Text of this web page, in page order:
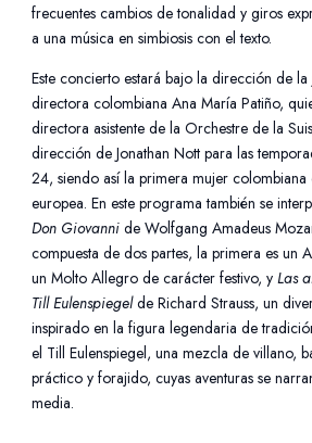
frecuentes cambios de tonalidad y giros
a una música en simbiosis con el texto.
Este concierto estará bajo la dirección de la
directora colombiana Ana María Patiño,
directora asistente de la Orchestre de la
dirección de Jonathan Nott para las
24, siendo así la primera mujer
europea. En este programa también se
Don Giovannide Wolfgang Amadeus
compuesta de dos partes, la primera es un
un Molto Allegro de carácter festivo, yLas
Till Eulenspiegelde Richard Strauss, un
inspirado en la figura legendaria de
el Till Eulenspiegel, una mezcla de villano,
práctico y forajido, cuyas aventuras se
media.